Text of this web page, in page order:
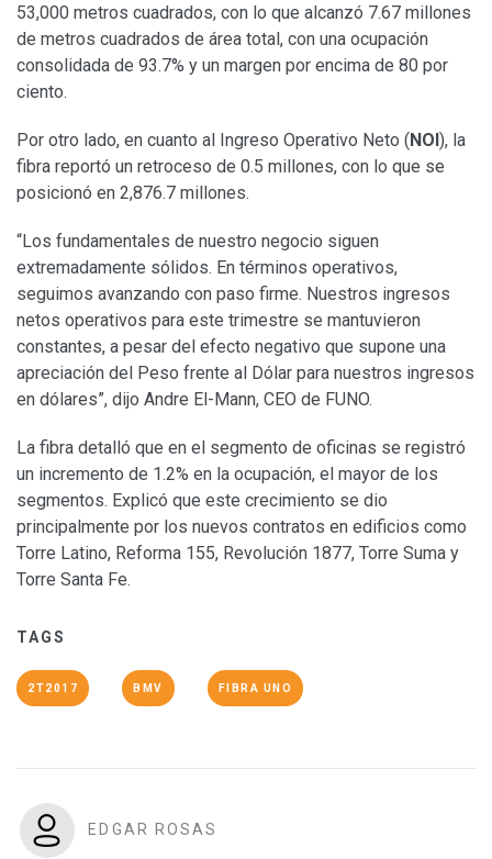
53,000 metros cuadrados, con lo que alcanzó 7.67 millones
de metros cuadrados de área total, con una ocupación
consolidada de 93.7% y un margen por encima de 80 por
ciento.
Por otro lado, en cuanto al Ingreso Operativo Neto (NOI), la
fibra reportó un retroceso de 0.5 millones, con lo que se
posicionó en 2,876.7 millones.
“Los fundamentales de nuestro negocio siguen
extremadamente sólidos. En términos operativos,
seguimos avanzando con paso firme. Nuestros ingresos
netos operativos para este trimestre se mantuvieron
constantes, a pesar del efecto negativo que supone una
apreciación del Peso frente al Dólar para nuestros ingresos
en dólares”, dijo Andre El-Mann, CEO de FUNO.
La fibra detalló que en el segmento de oficinas se registró
un incremento de 1.2% en la ocupación, el mayor de los
segmentos. Explicó que este crecimiento se dio
principalmente por los nuevos contratos en edificios como
Torre Latino, Reforma 155, Revolución 1877, Torre Suma y
Torre Santa Fe.
TAGS
2T2017 BMV FIBRA UNO
EDGAR ROSAS